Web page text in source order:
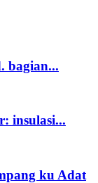
bagian...
insulasi...
ku Adat